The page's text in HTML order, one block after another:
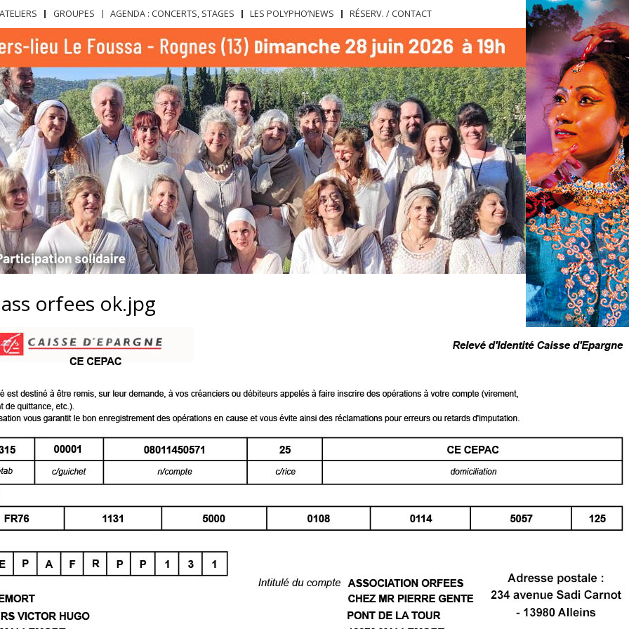
Aller au
principal
ATELIERS GROUPES AGENDA : CONCERTS, STAGES LES POLYPHO’NEWS RÉSERV. / CONTACT
orfees ok.jpg